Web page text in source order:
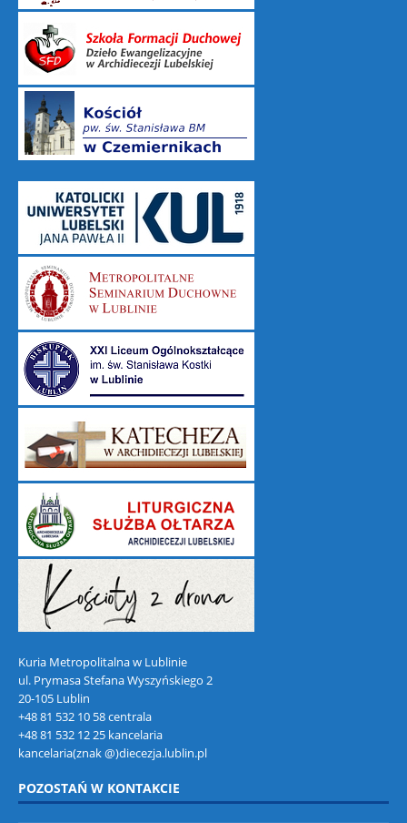
Kuria Metropolitalna w Lublinie
ul. Prymasa Stefana Wyszyńskiego 2
20-105 Lublin
+48 81 532 10 58 centrala
+48 81 532 12 25 kancelaria
kancelaria(znak @)diecezja.lublin.pl
POZOSTAŃ W KONTAKCIE